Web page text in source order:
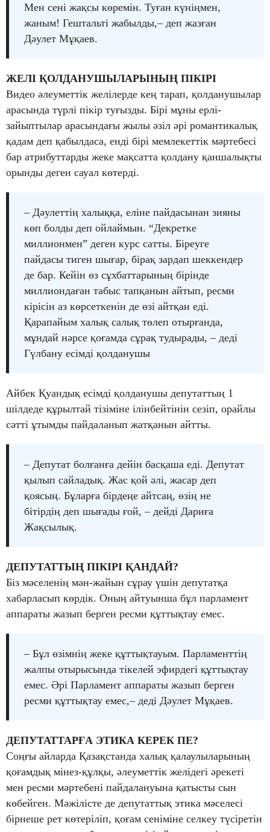
Мен сені жақсы көремін. Туған күніңмен,
жаным! Гештальті жабылды,– деп жазған
Дәулет Мұқаев.
ЖЕЛІ ҚОЛДАНУШЫЛАРЫНЫҢ ПІКІРІ
Видео әлеуметтік желілерде кең тарап, қолданушылар
арасында түрлі пікір туғызды. Бірі мұны ерлі-
зайыптылар арасындағы жылы әзіл әрі романтикалық
қадам деп қабылдаса, енді бірі мемлекеттік мәртебесі
бар атрибуттарды жеке мақсатта қолдану қаншалықты
орынды деген сауал көтерді.
– Дәулеттің халыққа, еліне пайдасынан зияны
көп болды деп ойлаймын. “Декретке
миллионмен” деген курс сатты. Біреуге
пайдасы тиген шығар, бірақ зардап шеккендер
де бар. Кейін өз сұхбаттарының бірінде
миллиондаған табыс тапқанын айтып, ресми
кірісін аз көрсеткенін де өзі айтқан еді.
Қарапайым халық салық төлеп отырғанда,
мұндай нәрсе қоғамда сұрақ тудырады, – деді
Гүлбану есімді қолданушы
Айбек Қуандық есімді қолданушы депутаттың 1
шілдеде құрылтай тізіміне ілінбейтінін сезіп, орайлы
сәтті ұтымды пайдаланып жатқанын айтты.
– Депутат болғанға дейін басқаша еді. Депутат
қылып сайладық. Жас қой әлі, жасар деп
қоясың. Бұларға бірдеңе айтсаң, өзің не
бітірдің деп шығады ғой, – дейді Дариға
Жақсылық.
ДЕПУТАТТЫҢ ПІКІРІ ҚАНДАЙ?
Біз мәселенің мән-жайын сұрау үшін депутатқа
хабарласып көрдік. Оның айтуынша бұл парламент
аппараты жазып берген ресми құттықтау емес.
– Бұл өзімнің жеке құттықтауым. Парламенттің
жалпы отырысында тікелей эфирдегі құттықтау
емес. Әрі Парламент аппараты жазып берген
ресми құттықтау емес,– деді Дәулет Мұқаев.
ДЕПУТАТТАРҒА ЭТИКА КЕРЕК ПЕ?
Соңғы айларда Қазақстанда халық қалаулыларының
қоғамдық мінез-құлқы, әлеуметтік желідегі әрекеті
мен ресми мәртебені пайдалануына қатысты сын
көбейген. Мәжілісте де депутаттық этика мәселесі
бірнеше рет көтеріліп, қоғам сеніміне селкеу түсіретін